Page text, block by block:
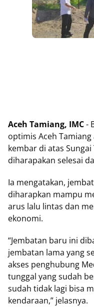
Aceh Tamiang, IMC-
optimis Aceh
kembar di atas
diharapakan selesai
Ia mengatakan,
diharapkan mampu
arus lalu lintas dan
ekonomi.
“Jembatan baru ini
jembatan lama yang
akses penghubung
tunggal yang sudah
sudah tidak lagi bisa
kendaraan,” jelasnya.